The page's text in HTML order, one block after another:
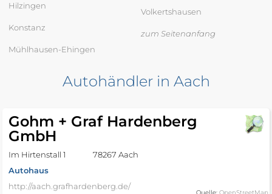
Hilzingen
Konstanz
Mühlhausen-Ehingen
Volkertshausen
zum Seitenanfang
Autohändler in Aach
Gohm + Graf Hardenberg
GmbH
Im Hirtenstall 1
78267 Aach
Autohaus
http://aach.grafhardenberg.de/